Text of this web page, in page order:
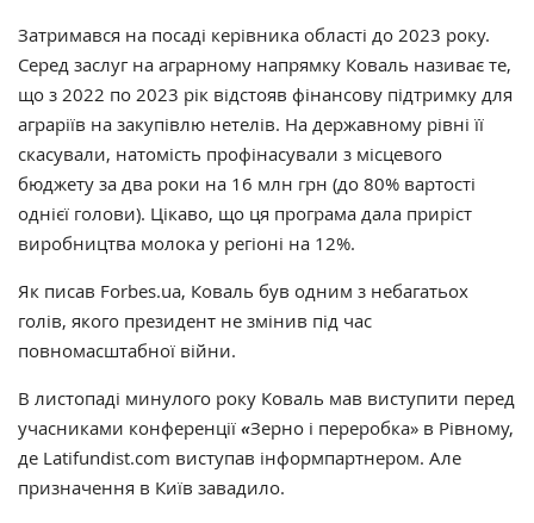
Затримався на посаді керівника області до 2023 року.
Серед заслуг на аграрному напрямку Коваль називає те,
що з 2022 по 2023 рік відстояв фінансову підтримку для
аграріїв на закупівлю нетелів. На державному рівні її
скасували, натомість профінасували з місцевого
бюджету за два роки на 16 млн грн (до 80% вартості
однієї голови). Цікаво, що ця програма дала приріст
виробництва молока у регіоні на 12%.
Як писав Forbes.ua, Коваль був одним з небагатьох
голів, якого президент не змінив під час
повномасштабної війни.
В листопаді минулого року Коваль мав виступити перед
учасниками конференції «Зерно і переробка» в Рівному,
де Latifundist.com виступав інформпартнером. Але
призначення в Київ завадило.